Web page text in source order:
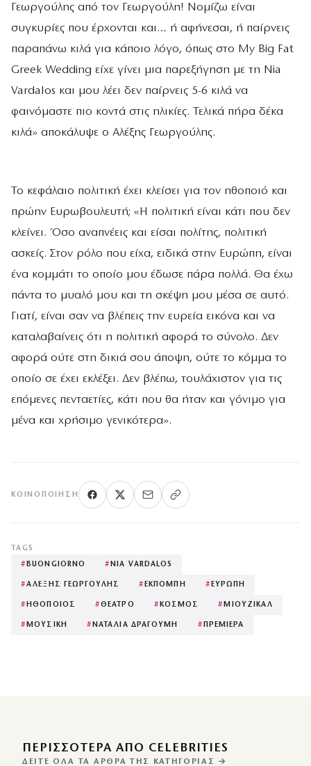
Γεωργούλης από τον Γεωργούλη! Νομίζω είναι
συγκυρίες που έρχονται και… ή αφήνεσαι, ή παίρνεις
παραπάνω κιλά για κάποιο λόγο, όπως στο My Big Fat
Greek Wedding είχε γίνει μια παρεξήγηση με τη Nia
Vardalos και μου λέει δεν παίρνεις 5-6 κιλά να
φαινόμαστε πιο κοντά στις ηλικίες. Τελικά πήρα δέκα
κιλά» αποκάλυψε ο Αλέξης Γεωργούλης.
Το κεφάλαιο πολιτική έχει κλείσει για τον ηθοποιό και
πρώην Ευρωβουλευτή; «Η πολιτική είναι κάτι που δεν
κλείνει. Όσο αναπνέεις και είσαι πολίτης, πολιτική
ασκείς. Στον ρόλο που είχα, ειδικά στην Ευρώπη, είναι
ένα κομμάτι το οποίο μου έδωσε πάρα πολλά. Θα έχω
πάντα το μυαλό μου και τη σκέψη μου μέσα σε αυτό.
Γιατί, είναι σαν να βλέπεις την ευρεία εικόνα και να
καταλαβαίνεις ότι η πολιτική αφορά το σύνολο. Δεν
αφορά ούτε στη δικιά σου άποψη, ούτε το κόμμα το
οποίο σε έχει εκλέξει. Δεν βλέπω, τουλάχιστον για τις
επόμενες πενταετίες, κάτι που θα ήταν και γόνιμο για
μένα και χρήσιμο γενικότερα».
ΚΟΙΝΟΠΟΊΗΣΗ
TAGS
#BUONGIORNO #NIA VARDALOS
#ΑΛΕΞΗΣ ΓΕΩΡΓΟΥΛΗΣ #ΕΚΠΟΜΠΗ #ΕΥΡΩΠΗ
#ΗΘΟΠΟΙΟΣ #ΘΕΑΤΡΟ #ΚΟΣΜΟΣ #ΜΙΟΥΖΙΚΑΛ
#ΜΟΥΣΙΚΗ #ΝΑΤΑΛΙΑ ΔΡΑΓΟΥΜΗ #ΠΡΕΜΙΕΡΑ
ΠΕΡΙΣΣΌΤΕΡΑ ΑΠΌ CELEBRITIES
ΔΕΊΤΕ ΌΛΑ ΤΑ ΆΡΘΡΑ ΤΗΣ ΚΑΤΗΓΟΡΊΑΣ →